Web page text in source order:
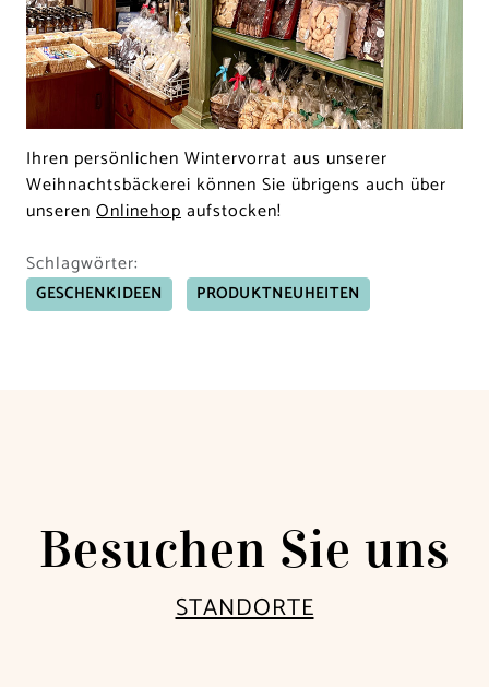
Ihren persönlichen Wintervorrat aus unserer
Weihnachtsbäckerei können Sie übrigens auch über
unseren Onlinehopaufstocken!
Schlagwörter:
GESCHENKIDEEN PRODUKTNEUHEITEN
Besuchen Sie uns
STANDORTE